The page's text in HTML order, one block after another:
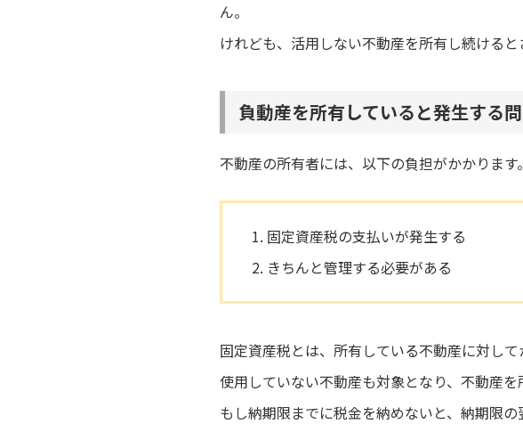
ん。
けれども、活用しない不動産を所有し続ける
負動産を所有していると発生する
不動産の所有者には、以下の負担がかかります。
固定資産税の支払いが発生する
きちんと管理する必要がある
固定資産税とは、所有している不動産に対して
使用していない不動産も対象となり、不動産を
もし納期限までに税金を納めないと、納期限